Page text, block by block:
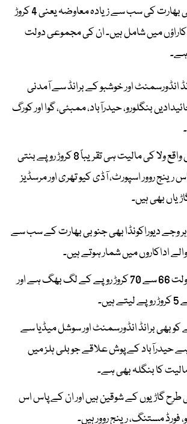
رشمیکا منڈانا جنوبی بھارت کی سب سے زیادہ معاوضہ یعنی 4 کروڑ
میں شامل ہیں۔ ان کی مجموعی دولت
انڈورسمنٹ اور خوشبو کے برانڈ سے آمدنی
بنگلورو، حیدرآباد، ممبئی، گوا اور کورگ
رشمیکا کا کورگ میں واقع ولا کی مالیت ہی تقریباً 8 کروڑ روپے بنتی
روور اسپورٹ، آڈی کیو تھری اور مرسڈیز
بھی ہیں۔
وجے دیوراکونڈا بھی جنوبی بھارت کے سب سے
اداکاروں میں شمار ہوتے ہیں۔
وجے کی مجموعی دولت 66 سے 70 کروڑ روپے کے لگ بھگ ہے اور
بھی برانڈ انڈورسمنٹ اور سوشل میڈیا سے
حیدرآباد کے پوش علاقے جوبلی ہلز میں
گاڑیوں کے شوقین ہیں اور ان کے پاس اس
فورڈ مستنگ، رینج روور ہیں۔